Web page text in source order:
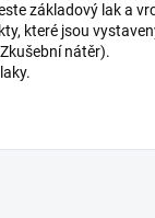
základový lak a
které jsou
nátěr).